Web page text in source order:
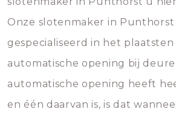
Onze slotenmaker in Punthorst
gespecialiseerd in het plaatsten
automatische opening bij
automatische opening heeft
en één daarvan is, is dat